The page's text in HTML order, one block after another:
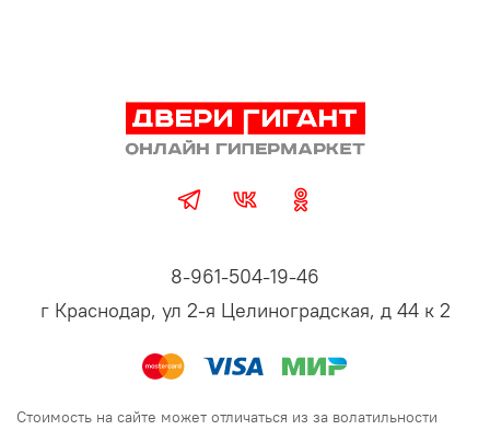
8-961-504-19-46
г Краснодар, ул 2-я Целиноградская, д 44 к 2
Стоимость на сайте может отличаться из за волатильности